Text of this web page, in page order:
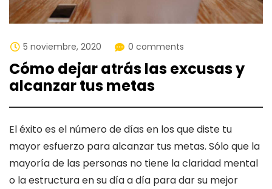
5 noviembre, 2020 0 comments
Cómo dejar atrás las excusas y
alcanzar tus metas
El éxito es el número de días en los que diste tu
mayor esfuerzo para alcanzar tus metas. Sólo que la
mayoría de las personas no tiene la claridad mental
o la estructura en su día a día para dar su mejor